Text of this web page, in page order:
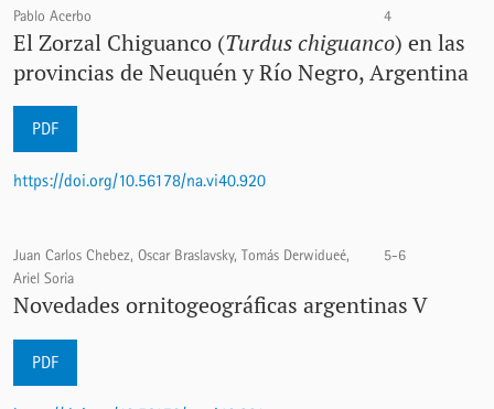
Pablo Acerbo 4
El Zorzal Chiguanco (Turdus chiguanco) en las
provincias de Neuquén y Río Negro, Argentina
PDF
https://doi.org/10.56178/na.vi40.920
Juan Carlos Chebez, Oscar Braslavsky, Tomás Derwidueé,
Ariel Soria
5-6
Novedades ornitogeográficas argentinas V
PDF